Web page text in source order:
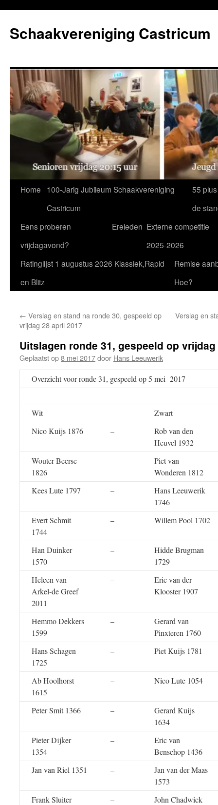
de
inhoud
Schaakvereniging Castricum
Home
100-Jarig Jubileum Schaakvereniging
Castricum
55
de
Eens proberen
vrijdagavond?
Ereleden Externe competitie
2025-2026
Ratinglijst 1 augustus 2026 Klassiek,Rapid
en Blitz
Remise
Hoe?
← Verslag en stand na ronde 30, gespeeld op
vrijdag 28 april 2017
Verslag en
Uitslagen ronde 31, gespeeld op vrijdag
Geplaatst op8 mei 2017door Hans Leeuwerik
Overzicht voor ronde 31, gespeeld op 5 mei 2017
Wit
Zwart
Nico Kuijs 1876
–
Rob van den
Heuvel 1932
Wouter Beerse
1826
–
Piet van
Wonderen 1812
Kees Lute 1797
–
Hans Leeuwerik
1746
Evert Schmit
1744
– Willem Pool 1702
Han Duinker
1570
–
Hidde Brugman
1729
Heleen van
Arkel-de Greef
2011
–
Eric van der
Klooster 1907
Hemmo Dekkers
1599
–
Gerard van
Pinxteren 1760
Hans Schagen
1725
– Piet Kuijs 1781
Ab Hoolhorst
1615
– Nico Lute 1054
Peter Smit 1366 –
Gerard Kuijs
1634
Pieter Dijker
1354
–
Eric van
Benschop 1436
Jan van Riel 1351
–
Jan van der Maas
1573
Frank Sluiter
–
John Chadwick